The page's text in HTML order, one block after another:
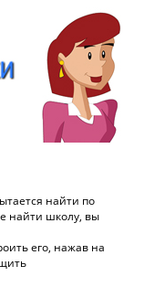
найти по
найти школу, вы
его, нажав на